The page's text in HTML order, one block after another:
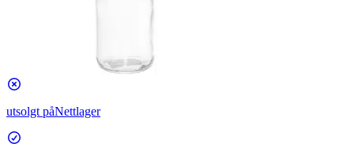
utsolgt påNettlager